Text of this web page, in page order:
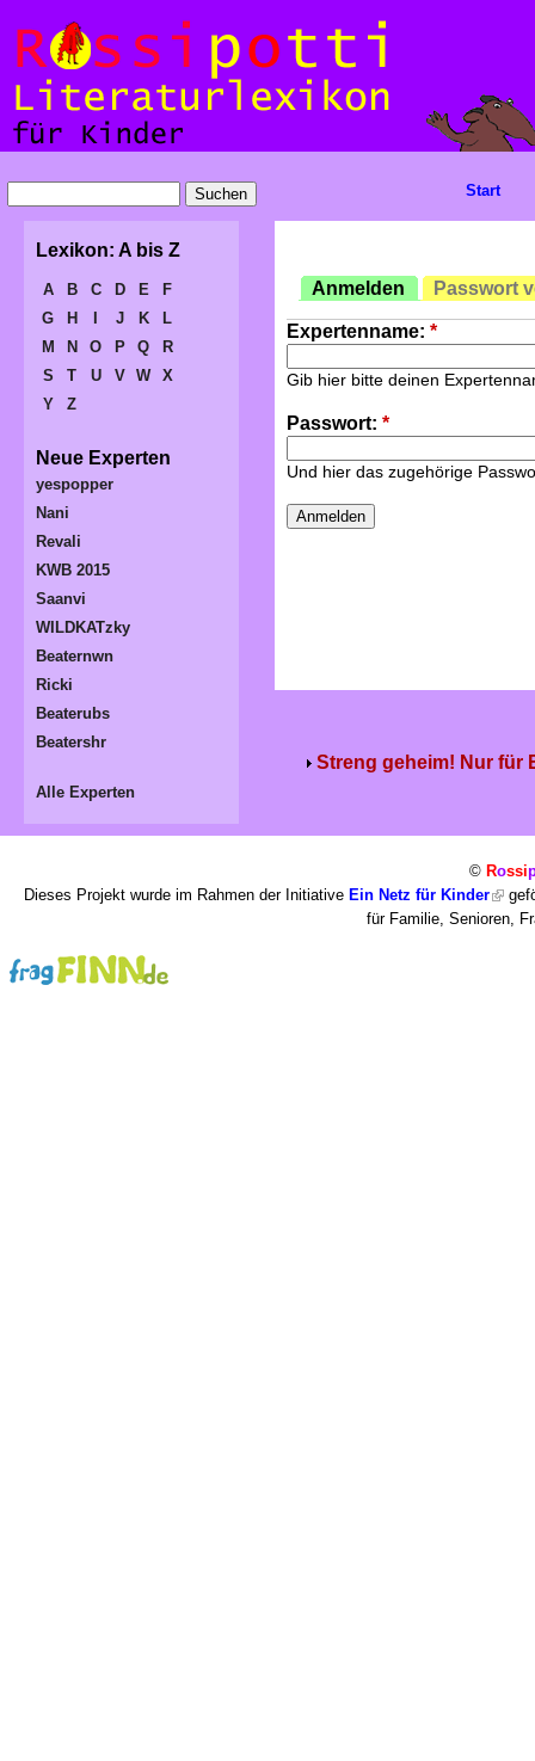
Anmelden Passwort
Expertenname: *
Gib hier bitte deinen
Passwort: *
Und hier das zugehörige
Streng geheim! Nur für
Start
Lexikon: A bis Z
A B C D E
F
G
H J K
L
M
N O P Q
R
S
T U V W
X
Y
Z
Neue Experten
yespopper
Nani
Revali
KWB 2015
Saanvi
WILDKATzky
Beaternwn
Ricki
Beaterubs
Beatershr
Alle Experten
© Rossi
Dieses Projekt wurde im Rahmen der Initiative Ein Netz für Kinder
für Familie, Senioren,